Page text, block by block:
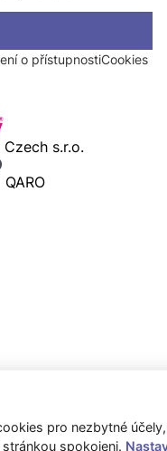
o přístupnostiCookies
s.r.o.
pro nezbytné
spokojeni.